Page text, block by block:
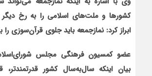
کشورها و ملت‌های اسلامی را به رخ
ابراز کرد: نمازجمعه باید جلوی قرآن‌سوزی را
عضو کمسیون فرهنگی مجلس
بیان این‏که سال‌به‌سال کشور